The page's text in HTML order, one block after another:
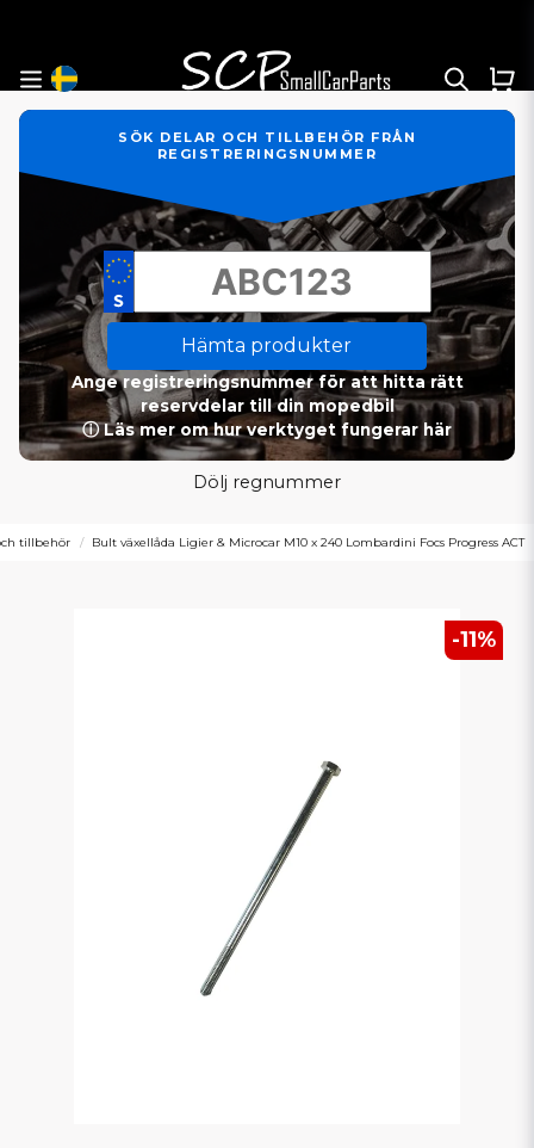
SÖK DELAR OCH TILLBEHÖR FRÅN
REGISTRERINGSNUMMER
Hämta produkter
Ange registreringsnummer för att hitta rätt
reservdelar till din mopedbil
ⓘ Läs mer om hur verktyget fungerar här
Dölj regnummer
tillbehör Bult växellåda Ligier & Microcar M10 x 240 Lombardini Focs Progress ACT
-11%